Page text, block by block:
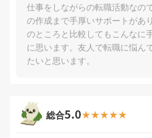
仕事をしながらの転職活動なの
の作成まで手厚いサポートがあ
のところと比較してもこんなに
に思います。友人で転職に悩ん
たいと思います。
総合5.0